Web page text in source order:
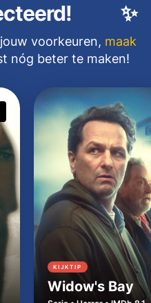
✨
voorkeuren, maak
nóg beter te maken!
KIJKTIP
Widow's Bay